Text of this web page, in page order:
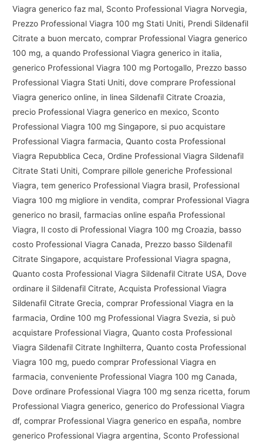
Viagra generico faz mal, Sconto Professional Viagra Norvegia,
Prezzo Professional Viagra 100 mg Stati Uniti, Prendi Sildenafil
Citrate a buon mercato, comprar Professional Viagra generico
100 mg, a quando Professional Viagra generico in italia,
generico Professional Viagra 100 mg Portogallo, Prezzo basso
Professional Viagra Stati Uniti, dove comprare Professional
Viagra generico online, in linea Sildenafil Citrate Croazia,
precio Professional Viagra generico en mexico, Sconto
Professional Viagra 100 mg Singapore, si puo acquistare
Professional Viagra farmacia, Quanto costa Professional
Viagra Repubblica Ceca, Ordine Professional Viagra Sildenafil
Citrate Stati Uniti, Comprare pillole generiche Professional
Viagra, tem generico Professional Viagra brasil, Professional
Viagra 100 mg migliore in vendita, comprar Professional Viagra
generico no brasil, farmacias online españa Professional
Viagra, Il costo di Professional Viagra 100 mg Croazia, basso
costo Professional Viagra Canada, Prezzo basso Sildenafil
Citrate Singapore, acquistare Professional Viagra spagna,
Quanto costa Professional Viagra Sildenafil Citrate USA, Dove
ordinare il Sildenafil Citrate, Acquista Professional Viagra
Sildenafil Citrate Grecia, comprar Professional Viagra en la
farmacia, Ordine 100 mg Professional Viagra Svezia, si può
acquistare Professional Viagra, Quanto costa Professional
Viagra Sildenafil Citrate Inghilterra, Quanto costa Professional
Viagra 100 mg, puedo comprar Professional Viagra en
farmacia, conveniente Professional Viagra 100 mg Canada,
Dove ordinare Professional Viagra 100 mg senza ricetta, forum
Professional Viagra generico, generico do Professional Viagra
df, comprar Professional Viagra generico en españa, nombre
generico Professional Viagra argentina, Sconto Professional